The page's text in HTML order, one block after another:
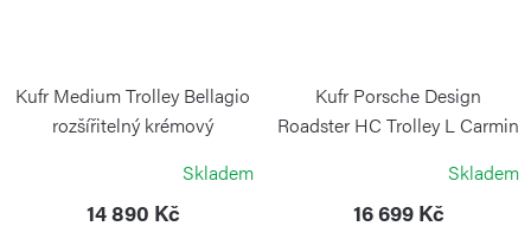
Kufr Medium Trolley Bellagio
rozšířitelný krémový
Skladem
14 890 Kč
Kufr Porsche Design
Roadster HC Trolley L Carmin
Skladem
16 699 Kč